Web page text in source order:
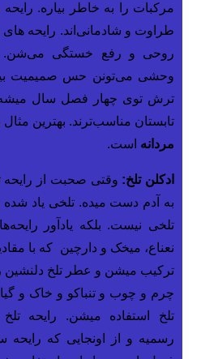
مرکبات را به خاطر بیاره.
طراوت و شادمانی‌اند. رایحه
روحی و رفع خستگی می‌شن.
وحشی می‌تونن حس صمیمیت
ترش توی چهار فصل سال میشه
تابستان مناسب‌ترند. بهترین
مردانه است.
ادکلن تلخ: وقتی صحبت از
به آدم دست میده. تلخی یاد شده
تلخی نیست. بلکه یادآور
نعناع، میخک و دارچین که با
ترکیب میشن و عطر تلخ دلنشین
چرم و چوب و تنباکو و خاک و
تلخ استفاده میشن. رایحه
رسمیه و از اونجایی که